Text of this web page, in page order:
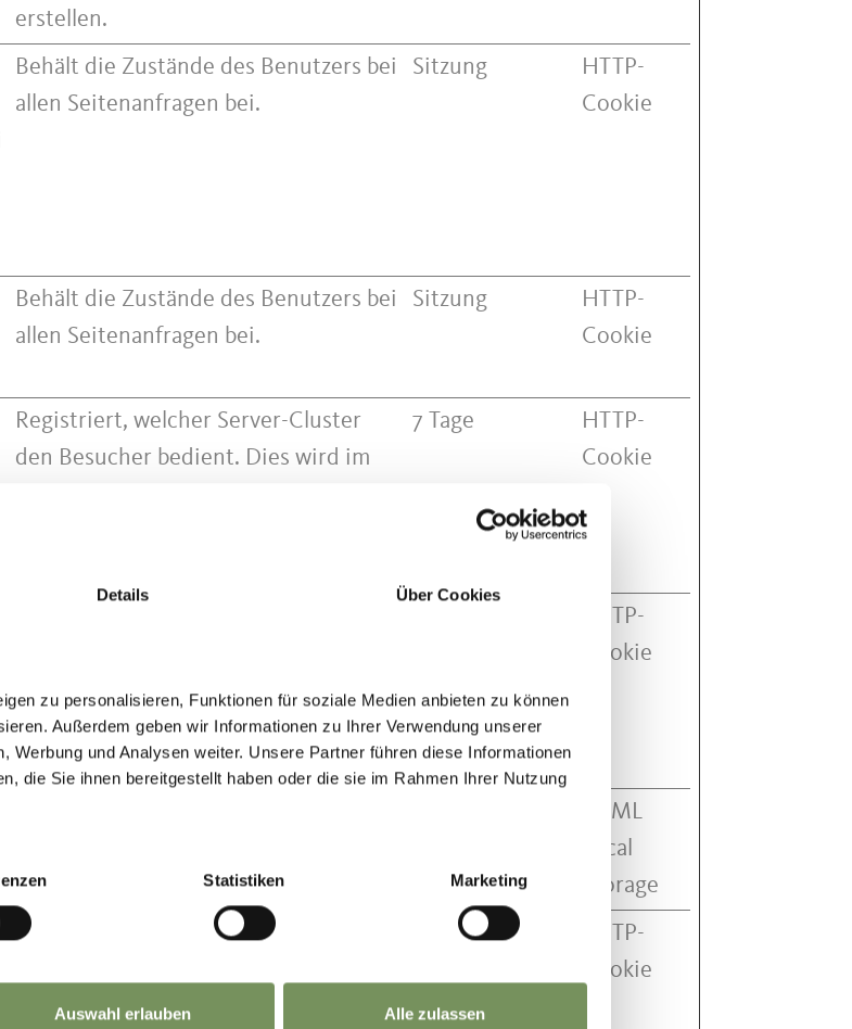
Details Über Cookies
zu personalisieren, Funktionen für soziale Medien anbieten zu können
Außerdem geben wir Informationen zu Ihrer Verwendung unserer
Werbung und Analysen weiter. Unsere Partner führen diese Informationen
die Sie ihnen bereitgestellt haben oder die sie im Rahmen Ihrer Nutzung
Statistiken Marketing
Auswahl erlauben Alle zulassen
erstellen.
Behält die Zustände des Benutzers bei
allen Seitenanfragen bei.
Sitzung
HTTP-
Cookie
Behält die Zustände des Benutzers bei
allen Seitenanfragen bei.
Sitzung
HTTP-
Cookie
Registriert, welcher Server-Cluster
den Besucher bedient. Dies wird im
7 Tage
HTTP-
Cookie
Zusammenhang mit Load Balancing
verwendet, um die Nutzererfahrung zu
optimieren.
HTTP-
Cookie
unterscheiden.
HTML
Local
Storage
Speichert den Zustimmungsstatus des
aktuellen Domäne.
1 Jahr
HTTP-
Cookie